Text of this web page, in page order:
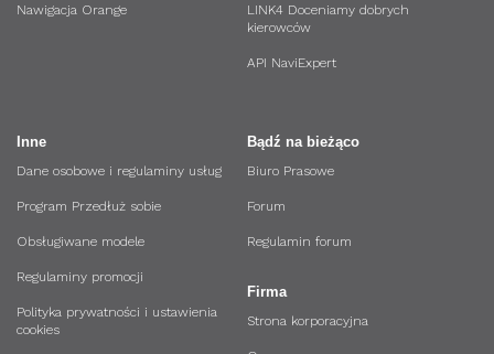
Nawigacja Orange
LINK4 Doceniamy dobrych
kierowców
API NaviExpert
Bądź na bieżąco
Biuro Prasowe
Forum
Regulamin forum
Firma
Strona korporacyjna
Inne
Dane osobowe i regulaminy usług
Program Przedłuż sobie
Obsługiwane modele
Regulaminy promocji
Polityka prywatności i ustawienia
cookies